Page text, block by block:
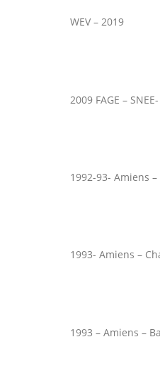
WEV – 2019
2009 FAGE –
1992-93- Amiens
1993- Amiens –
1993 – Amiens –